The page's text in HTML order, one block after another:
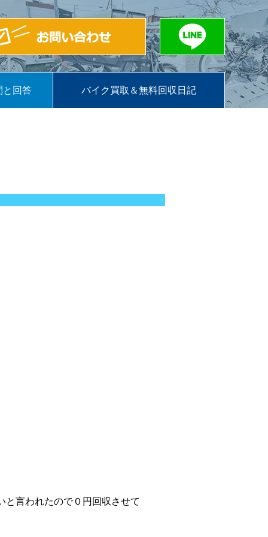
と回答 バイク買取＆無料回収日記
と言われたので０円回収させて